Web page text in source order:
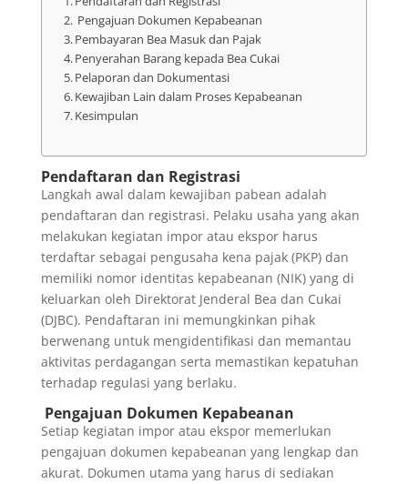
Pengajuan Dokumen Kepabeanan
Pembayaran Bea Masuk dan Pajak
Penyerahan Barang kepada Bea Cukai
Pelaporan dan Dokumentasi
Kewajiban Lain dalam Proses Kepabeanan
Kesimpulan
Pendaftaran dan Registrasi
Langkah awal dalam kewajiban pabean adalah
pendaftaran dan registrasi. Pelaku usaha yang akan
melakukan kegiatan impor atau ekspor harus
terdaftar sebagai pengusaha kena pajak (PKP) dan
memiliki nomor identitas kepabeanan (NIK) yang di
keluarkan oleh Direktorat Jenderal Bea dan Cukai
(DJBC). Pendaftaran ini memungkinkan pihak
berwenang untuk mengidentifikasi dan memantau
aktivitas perdagangan serta memastikan kepatuhan
terhadap regulasi yang berlaku.
Pengajuan Dokumen Kepabeanan
Setiap kegiatan impor atau ekspor memerlukan
pengajuan dokumen kepabeanan yang lengkap dan
akurat. Dokumen utama yang harus di sediakan